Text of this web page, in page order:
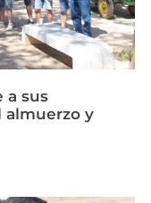
a sus
almuerzo y